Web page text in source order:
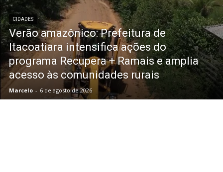
CIDADES
Verão amazônico: Prefeitura de
Itacoatiara intensifica ações do
programa Recupera + Ramais e amplia
acesso às comunidades rurais
Marcelo - 6 de agosto de 2026